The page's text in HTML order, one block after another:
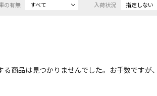
の有無 すべて 入荷状況 指定しない
る商品は見つかりませんでした。お手数ですが